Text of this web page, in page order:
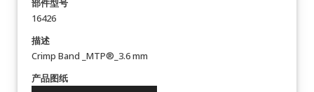
部件型号
16426
描述
Crimp Band _MTP®_3.6 mm
产品图纸